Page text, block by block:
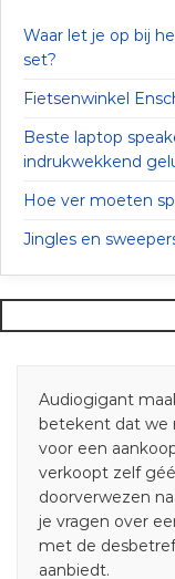
Waar let je op bij
set?
Fietsenwinkel
Beste laptop
indrukwekkend
Hoe ver moeten
Jingles en
Audiogigant
betekent dat we
voor een
verkoopt zelf
doorverwezen
je vragen over
met de
aanbiedt.